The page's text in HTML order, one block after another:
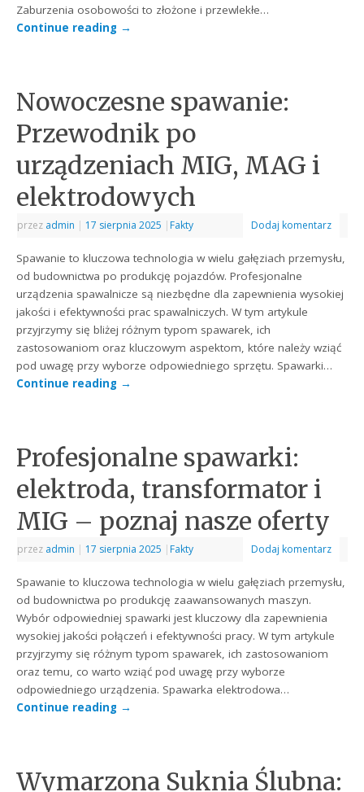
Zaburzenia osobowości to złożone i przewlekłe…
Continue reading →
Nowoczesne spawanie:
Przewodnik po
urządzeniach MIG, MAG i
elektrodowych
przez admin | 17 sierpnia 2025 | Fakty Dodaj komentarz
Spawanie to kluczowa technologia w wielu gałęziach przemysłu,
od budownictwa po produkcję pojazdów. Profesjonalne
urządzenia spawalnicze są niezbędne dla zapewnienia wysokiej
jakości i efektywności prac spawalniczych. W tym artykule
przyjrzymy się bliżej różnym typom spawarek, ich
zastosowaniom oraz kluczowym aspektom, które należy wziąć
pod uwagę przy wyborze odpowiedniego sprzętu. Spawarki…
Continue reading →
Profesjonalne spawarki:
elektroda, transformator i
MIG – poznaj nasze oferty
przez admin | 17 sierpnia 2025 | Fakty Dodaj komentarz
Spawanie to kluczowa technologia w wielu gałęziach przemysłu,
od budownictwa po produkcję zaawansowanych maszyn.
Wybór odpowiedniej spawarki jest kluczowy dla zapewnienia
wysokiej jakości połączeń i efektywności pracy. W tym artykule
przyjrzymy się różnym typom spawarek, ich zastosowaniom
oraz temu, co warto wziąć pod uwagę przy wyborze
odpowiedniego urządzenia. Spawarka elektrodowa…
Continue reading →
Wymarzona Suknia Ślubna: